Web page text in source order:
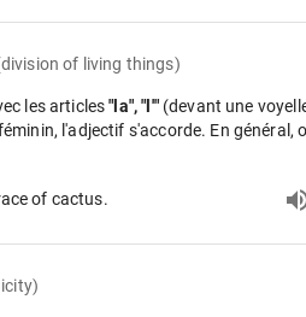
of living things)
les articles"la", "l'" (devant une
l'adjectif s'accorde. En général,
of cactus.